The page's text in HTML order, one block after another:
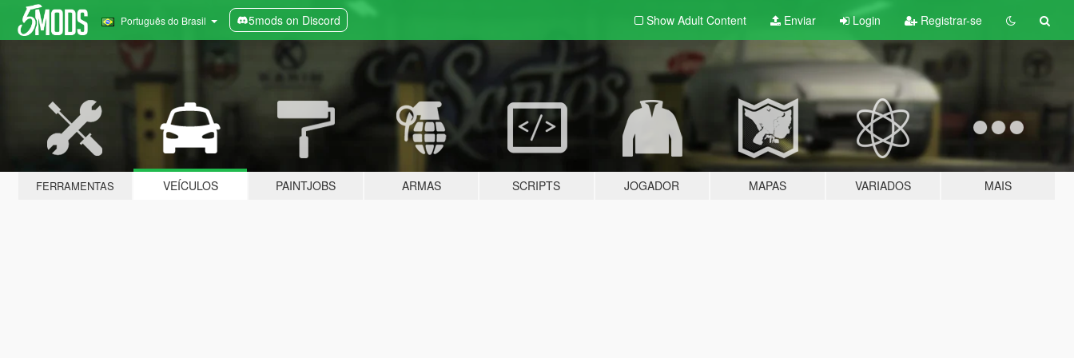
Português do Brasil 5mods on Discord Show Adult Content Enviar Login Registrar-se
FERRAMENTAS VEÍCULOS PAINTJOBS ARMAS SCRIPTS JOGADOR MAPAS VARIADOS MAIS